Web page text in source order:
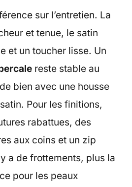
sur l’entretien. La
et tenue, le satin
et un toucher lisse. Un
reste stable au
bien avec une housse
Pour les finitions,
rabattues, des
aux coins et un zip
a de frottements, plus la
pour les peaux